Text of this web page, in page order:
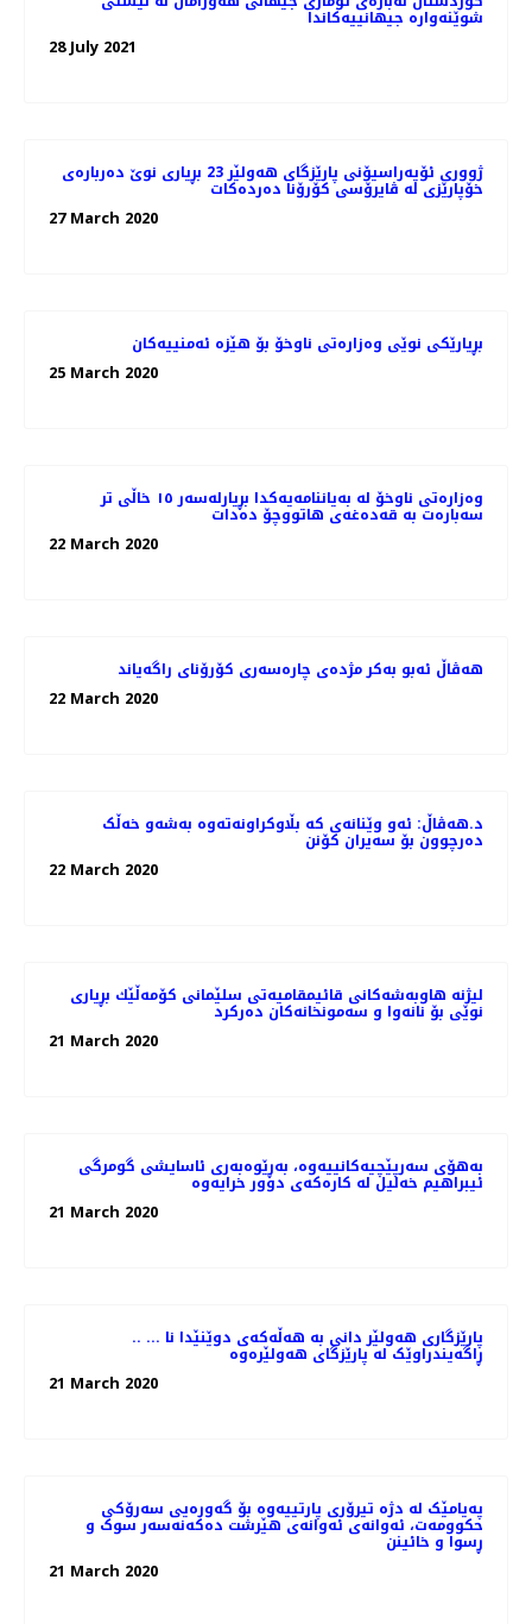
شوێنەوارە جیهانییەکاندا
28 July 2021
ژووری ئۆپەراسیۆنی پارێزگای هەولێر 23 بڕیاری نوێ‌ دەربارەی
خۆپارێزی لە ڤایرۆسی كۆرۆنا دەردەكات
27 March 2020
بڕیارێكی نوێی وەزارەتی ناوخۆ بۆ هێزە ئەمنییەكان
25 March 2020
وەزارەتی ناوخۆ لە بەیاننامەیەکدا بڕیارلەسەر ١٥ خاڵی تر
سەبارەت بە قەدەغەی هاتووچۆ دەدات
22 March 2020
هه‌ڤاڵ ئه‌بو به‌كر مژده‌ی چاره‌سه‌ری کۆرۆنای راگه‌یاند
22 March 2020
د.هەڤاڵ: ئەو وێنانەی کە بڵاوکراونەتەوە بەشەو خەڵک
دەرچوون بۆ سەیران کۆنن
22 March 2020
لیژنه‌ هاوبه‌شه‌كانی قائیمقامیه‌تی سلێمانی كۆمه‌ڵێك بڕیاری
نوێی بۆ نانه‌وا و سه‌مونخانه‌كان ده‌ركرد
21 March 2020
بەهۆی سەرپێچیەکانییەوە، بەڕێوەبەری ئاسایشی گومرگی
ئیبراهیم خەلیل لە کارەکەی دوور خرایەوە
21 March 2020
.. پارێزگاری هەولێر دانی بە هەڵەکەی دوێنێدا نا ...
ڕاگەیندراوێک لە پارێزگای هەولێرەوە
21 March 2020
پەیامێک لە دژە تیرۆری پارتییەوە بۆ گەورەیی سەرۆکی
حکوومەت، ئەوانەی ئەوانەی هێرشت دەکەنەسەر سوک و
ڕسوا و خائینن
21 March 2020